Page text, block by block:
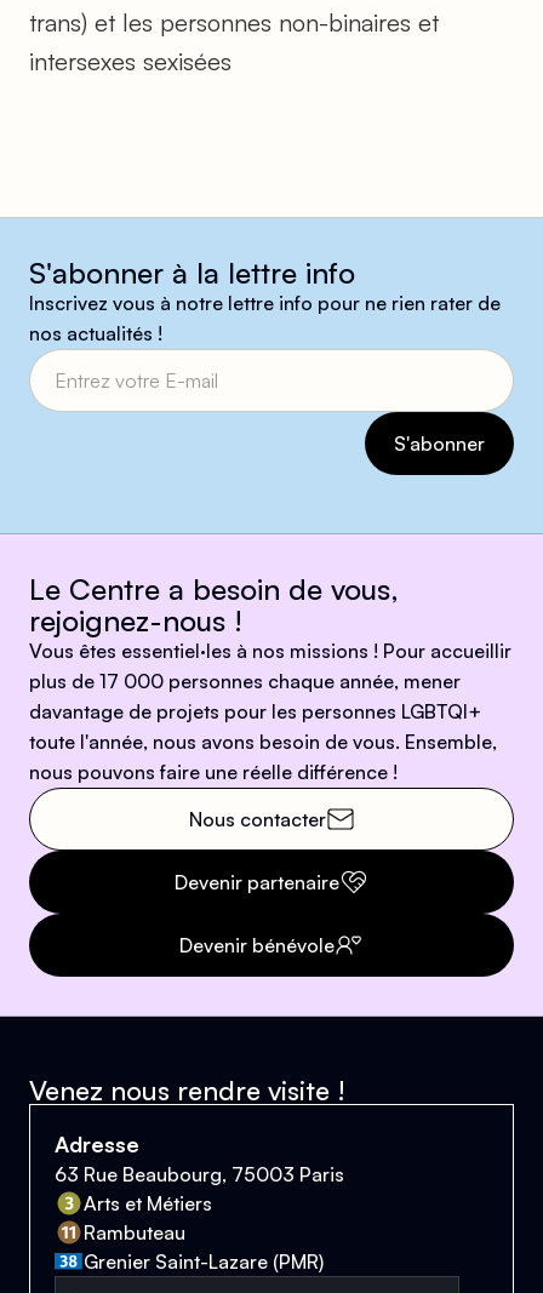
trans) et les personnes non-binaires et
intersexes sexisées
S'abonner à la lettre info
Inscrivez vous à notre lettre info pour ne rien rater de
nos actualités !
Le Centre a besoin de vous,
rejoignez-nous !
Vous êtes essentiel·les à nos missions ! Pour accueillir
plus de 17 000 personnes chaque année, mener
davantage de projets pour les personnes LGBTQI+
toute l'année, nous avons besoin de vous. Ensemble,
nous pouvons faire une réelle différence !
Nous contacter
Devenir partenaire
Devenir bénévole
Venez nous rendre visite !
Adresse
63 Rue Beaubourg, 75003 Paris
Arts et Métiers
Rambuteau
Grenier Saint-Lazare (PMR)